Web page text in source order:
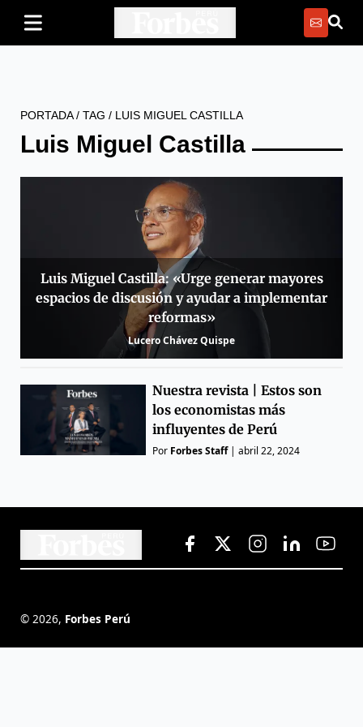
PORTADA/ TAG / LUIS MIGUEL CASTILLA
Luis Miguel Castilla
Luis Miguel Castilla: «Urge generar mayores
espacios de discusión y ayudar a implementar
reformas»
Lucero Chávez Quispe
Nuestra revista | Estos son
los economistas más
influyentes de Perú
Por Forbes Staff|abril 22, 2024
© 2026, Forbes Perú